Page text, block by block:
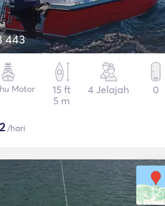
443
Motor
15 ft
5 m
4 Jelajah 0
/hari